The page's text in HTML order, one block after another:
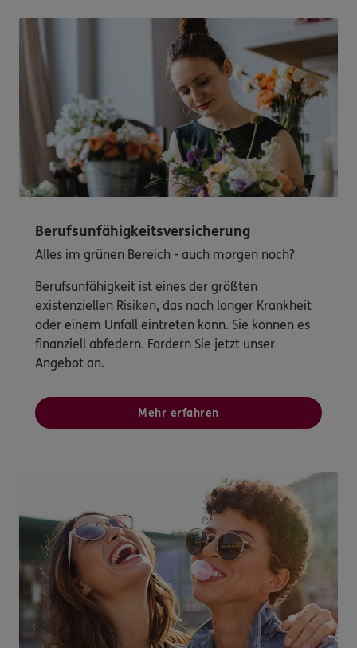
Berufsunfähigkeitsversicherung
Alles im grünen Bereich - auch morgen noch?
Berufsunfähigkeit ist eines der größten
existenziellen Risiken, das nach langer Krankheit
oder einem Unfall eintreten kann. Sie können es
finanziell abfedern. Fordern Sie jetzt unser
Angebot an.
Mehr erfahren